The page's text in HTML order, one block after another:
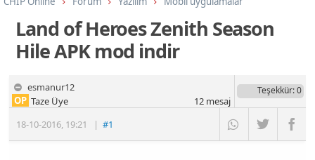
Land of Heroes Zenith Season
Hile APK mod indir
esmanur12
18-10-2016, 19:21 |#1
OP Taze Üye
Teşekkür: 0
12mesaj